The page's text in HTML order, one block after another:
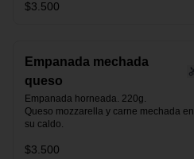
$3.500
Empanada mechada
queso
Empanada horneada. 220g.
Queso mozzarella y carne mechada en
su caldo.
$3.500